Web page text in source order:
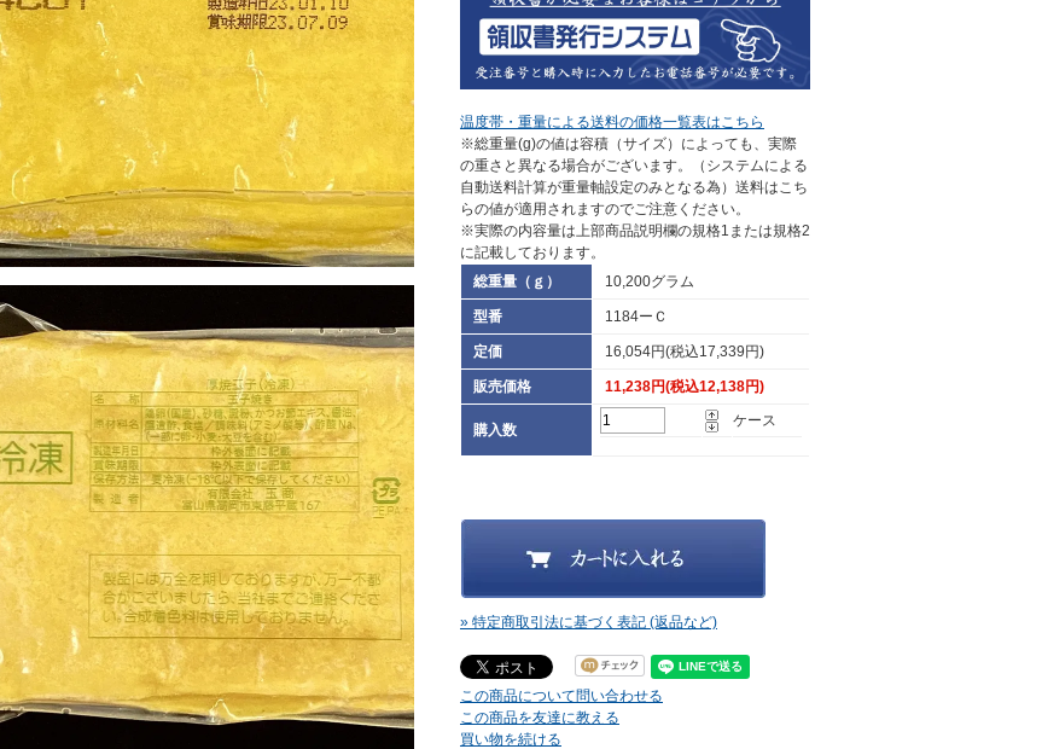
温度帯・重量による送料の価格一覧表はこちら
※総重量(g)の値は容積（サイズ）によっても、実際
の重さと異なる場合がございます。（システムによる
自動送料計算が重量軸設定のみとなる為）送料はこち
らの値が適用されますのでご注意ください。
※実際の内容量は上部商品説明欄の規格1または規格2
に記載しております。
総重量（ｇ）
10,200グラム
型番 1184ーＣ
定価 16,054円(税込17,339円)
販売価格 11,238円(税込12,138円)
購入数
ケース
» 特定商取引法に基づく表記 (返品など)
この商品について問い合わせる
この商品を友達に教える
買い物を続ける